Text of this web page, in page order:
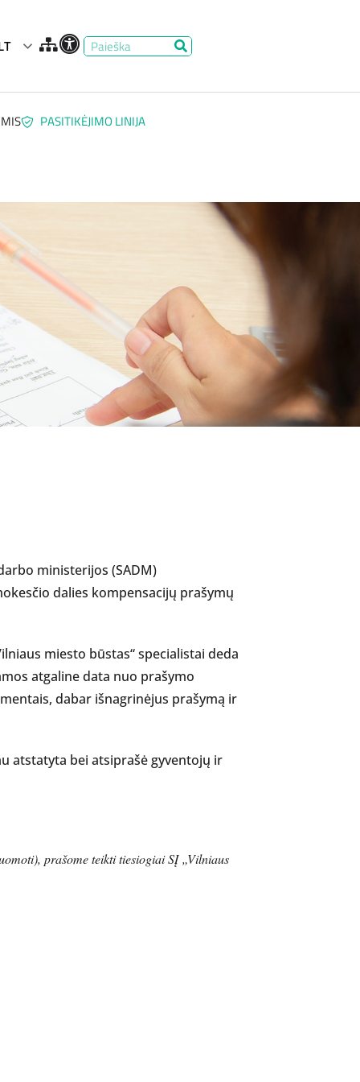
PASITIKĖJIMO LINIJA
ministerijos (SADM)
dalies kompensacijų prašymų
miesto būstas“ specialistai deda
atgaline data nuo prašymo
dabar išnagrinėjus prašymą ir
atstatyta bei atsiprašė gyventojų ir
prašome teikti tiesiogiai SĮ „Vilniaus